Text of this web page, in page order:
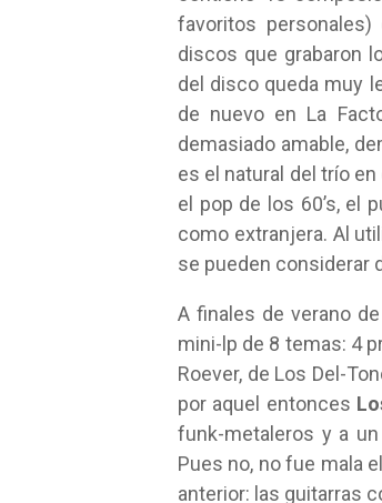
favoritos personales)
discos que grabaron
del disco queda muy
de nuevo en La
demasiado amable,
es el natural del trío
el pop de los 60’s, el
como extranjera. Al
se pueden considerar
A finales de verano
mini-lp de 8 temas: 4
Roever, de Los Del-
por aquel entonces
funk-metaleros y a
Pues no, no fue mala
anterior: las guitarras